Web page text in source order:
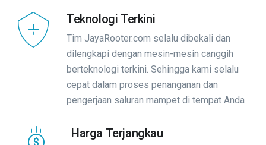
Teknologi Terkini
Tim JayaRooter.com selalu dibekali dan
dilengkapi dengan mesin-mesin canggih
berteknologi terkini. Sehingga kami selalu
cepat dalam proses penanganan dan
pengerjaan saluran mampet di tempat Anda
Harga Terjangkau